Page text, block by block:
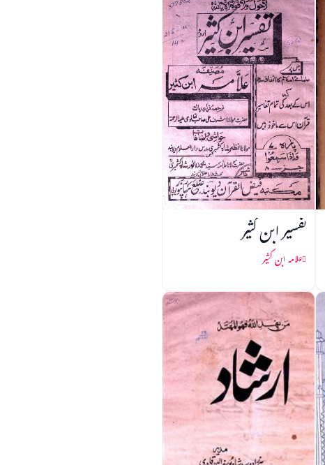
تفسیر ابن کثیر
علامہ ابن کثیر